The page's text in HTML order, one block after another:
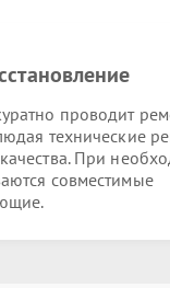
проводит
технические
При
совместимые